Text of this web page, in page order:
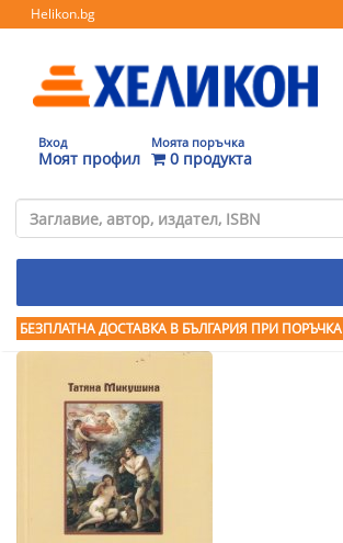
Helikon.bg
Вход
Моят профил
Моята поръчка
0 продукта
БЕЗПЛАТНА ДОСТАВКА В БЪЛГАРИЯ ПРИ ПОРЪЧКА